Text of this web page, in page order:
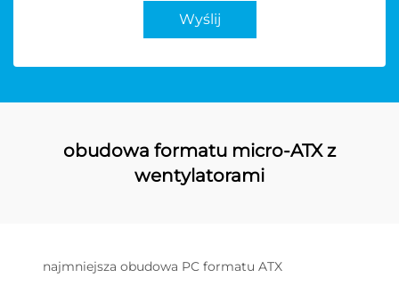
Wyślij
obudowa formatu micro-ATX z
wentylatorami
najmniejsza obudowa PC formatu ATX